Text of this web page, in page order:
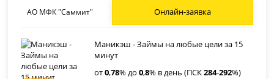
АО МФК "Саммит" Онлайн-заявка
Маникэш - Займы на любые цели за 15
минут
от0,78% до0,8% в день (ПСК284-292%)